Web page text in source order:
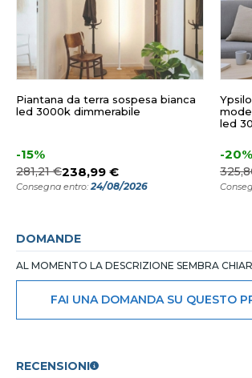
Piantana da terra sospesa bianca
led 3000k dimmerabile
-15%
281,21 €238,99 €
Consegna entro:24/08/2026
led
-20%
DOMANDE
AL MOMENTO LA DESCRIZIONE SEMBRA
FAI UNA DOMANDA SU QUESTO
RECENSIONI